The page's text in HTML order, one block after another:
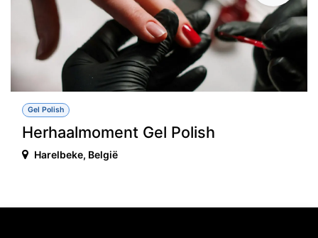
Gel Polish
Herhaalmoment Gel Polish
Harelbeke, België